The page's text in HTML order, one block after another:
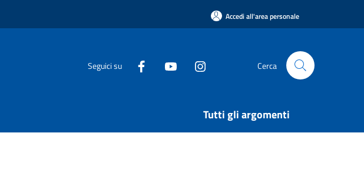
Accedi all'area personale
Seguici su Cerca
Tutti gli argomenti